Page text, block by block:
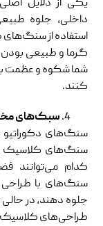
یکی از دلایل
داخلی، جلوه
استفاده از
گرما و طبیعی
شما شکوه و عظمت
کنند.
سبک‌های
سنگ‌های دکوراتیو
سنگ‌های کلاسیک
کدام می‌توانند
سنگ‌های با
جلوه دهند، در
طراحی‌های